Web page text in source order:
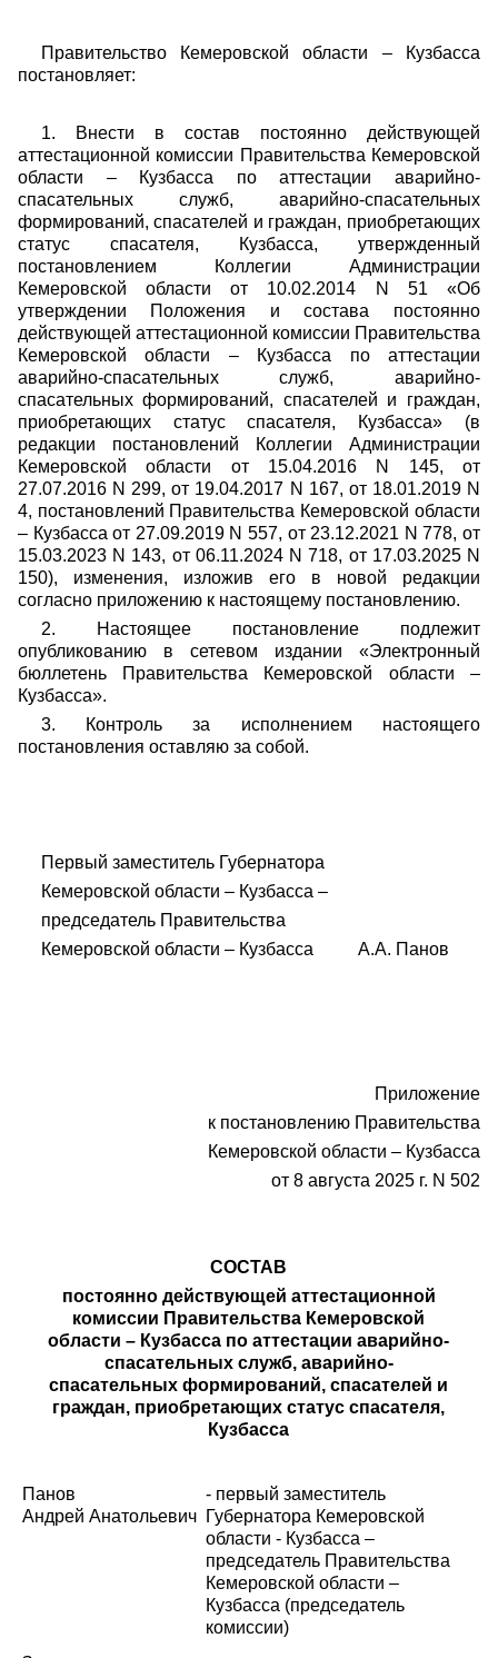
Правительство Кемеровской области – Кузбасса
постановляет:
1. Внести в состав постоянно действующей
аттестационной комиссии Правительства Кемеровской
области – Кузбасса по аттестации аварийно-
спасательных служб, аварийно-спасательных
формирований, спасателей и граждан, приобретающих
статус спасателя, Кузбасса, утвержденный
постановлением Коллегии Администрации
Кемеровской области от 10.02.2014 N 51 «Об
утверждении Положения и состава постоянно
действующей аттестационной комиссии Правительства
Кемеровской области – Кузбасса по аттестации
аварийно-спасательных служб, аварийно-
спасательных формирований, спасателей и граждан,
приобретающих статус спасателя, Кузбасса» (в
редакции постановлений Коллегии Администрации
Кемеровской области от 15.04.2016 N 145, от
27.07.2016 N 299, от 19.04.2017 N 167, от 18.01.2019 N
4, постановлений Правительства Кемеровской области
– Кузбасса от 27.09.2019 N 557, от 23.12.2021 N 778, от
15.03.2023 N 143, от 06.11.2024 N 718, от 17.03.2025 N
150), изменения, изложив его в новой редакции
согласно приложению к настоящему постановлению.
2. Настоящее постановление подлежит
опубликованию в сетевом издании «Электронный
бюллетень Правительства Кемеровской области –
Кузбасса».
3. Контроль за исполнением настоящего
постановления оставляю за собой.
Первый заместитель Губернатора
Кемеровской области – Кузбасса –
председатель Правительства
Кемеровской области – Кузбасса А.А. Панов
Приложение
к постановлению Правительства
Кемеровской области – Кузбасса
от 8 августа 2025 г. N 502
СОСТАВ
постоянно действующей аттестационной
комиссии Правительства Кемеровской
области – Кузбасса по аттестации аварийно-
спасательных служб, аварийно-
спасательных формирований, спасателей и
граждан, приобретающих статус спасателя,
Кузбасса
Панов
Андрей Анатольевич
- первый заместитель
Губернатора Кемеровской
области - Кузбасса –
председатель Правительства
Кемеровской области –
Кузбасса (председатель
комиссии)